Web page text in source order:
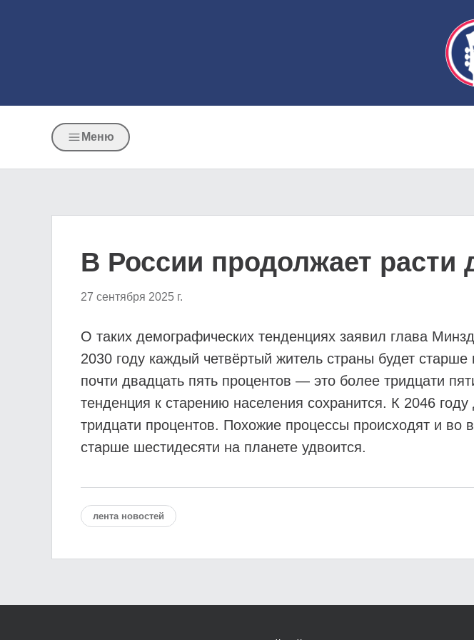
Меню
В России продолжает
27 сентября 2025 г.
О таких демографических тенденциях заявил глава
2030 году каждый четвёртый житель страны будет
почти двадцать пять процентов — это более тридцати
тенденция к старению населения сохранится. К 2046
тридцати процентов. Похожие процессы происходят и
старше шестидесяти на планете удвоится.
лента новостей